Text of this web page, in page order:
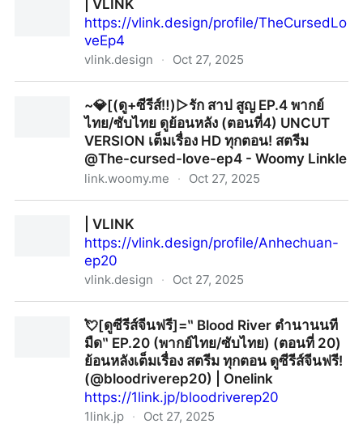
ย้อนหลัง (ตอนที่8) UNCUT VERSION เต็มเรื่อง HD ทุก
ตอน! สตรีม @Thedarkdice-ep8-final - Woomy Linkle
| VLINK
https://vlink.design/profile/TheCursedLo
veEp4
vlink.design · Oct 27, 2025
~💎[(ดู+ซีรีส์‼️)▷รัก สาป สูญ EP.4 พากย์
ไทย/ซับไทย ดูย้อนหลัง (ตอนที่4) UNCUT
VERSION เต็มเรื่อง HD ทุกตอน! สตรีม
@The-cursed-love-ep4 - Woomy Linkle
link.woomy.me · Oct 27, 2025
ย้อนหลัง (ตอนที่4) UNCUT VERSION เต็มเรื่อง HD ทุก
ตอน! สตรีม @The-cursed-love-ep4 - Woomy Linkle
| VLINK
https://vlink.design/profile/Anhechuan-
ep20
vlink.design · Oct 27, 2025
💘[ดูซีรีส์จีนฟรี]=‶ Blood River ตํานานนที
มืด‶ EP.20 (พากย์ไทย/ซับไทย) (ตอนที่ 20)
ย้อนหลังเต็มเรื่อง สตรีม ทุกตอน ดูซีรีส์จีนฟรี!
(@bloodriverep20) | Onelink
https://1link.jp/bloodriverep20
1link.jp · Oct 27, 2025